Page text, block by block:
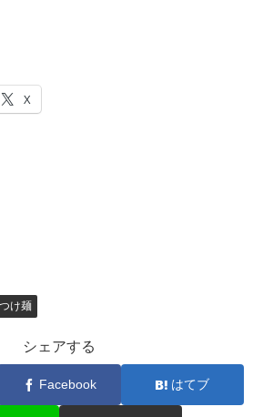
X
け麺
シェアする
Facebook はてブ